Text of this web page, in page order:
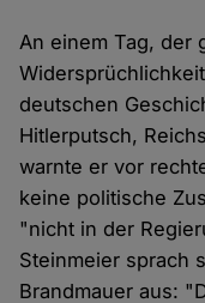
An einem Tag, der
deutschen
Hitlerputsch,
warnte er vor
keine politische
"nicht in der
Steinmeier sprach
Brandmauer aus: